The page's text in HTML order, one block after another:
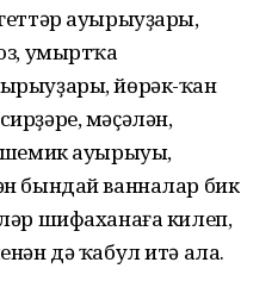
ауырыуҙары,
умыртҡа
йөрәк-ҡан
мәҫәлән,
ауырыуы,
бындай ванналар бик
шифаханаға килеп,
дә ҡабул итә ала.